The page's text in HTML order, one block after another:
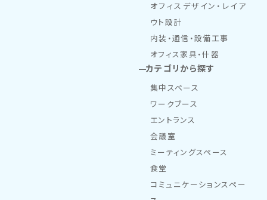
オフィスデザイン・レイア
ウト設計
内装・通信・設備工事
オフィス家具・什器
カテゴリから探す
集中スペース
ワークブース
エントランス
会議室
ミーティングスペース
食堂
コミュニケーションスペー